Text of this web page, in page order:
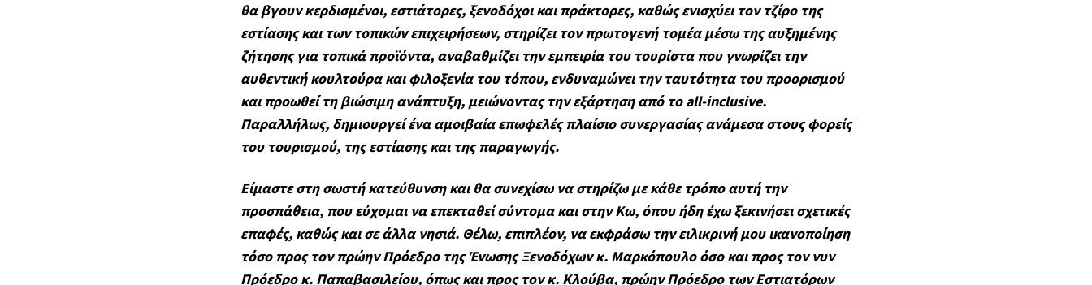
θα βγουν κερδισμένοι, εστιάτορες, ξενοδόχοι και πράκτορες, καθώς ενισχύει τον τζίρο της
εστίασης και των τοπικών επιχειρήσεων, στηρίζει τον πρωτογενή τομέα μέσω της αυξημένης
ζήτησης για τοπικά προϊόντα, αναβαθμίζει την εμπειρία του τουρίστα που γνωρίζει την
αυθεντική κουλτούρα και φιλοξενία του τόπου, ενδυναμώνει την ταυτότητα του προορισμού
και προωθεί τη βιώσιμη ανάπτυξη, μειώνοντας την εξάρτηση από το all-inclusive.
Παραλλήλως, δημιουργεί ένα αμοιβαία επωφελές πλαίσιο συνεργασίας ανάμεσα στους φορείς
του τουρισμού, της εστίασης και της παραγωγής.
Είμαστε στη σωστή κατεύθυνση και θα συνεχίσω να στηρίζω με κάθε τρόπο αυτή την
προσπάθεια, που εύχομαι να επεκταθεί σύντομα και στην Κω, όπου ήδη έχω ξεκινήσει σχετικές
επαφές, καθώς και σε άλλα νησιά. Θέλω, επιπλέον, να εκφράσω την ειλικρινή μου ικανοποίηση
τόσο προς τον πρώην Πρόεδρο της Ένωσης Ξενοδόχων κ. Μαρκόπουλο όσο και προς τον νυν
Πρόεδρο κ. Παπαβασιλείου, όπως και προς τον κ. Κλούβα, πρώην Πρόεδρο των Εστιατόρων